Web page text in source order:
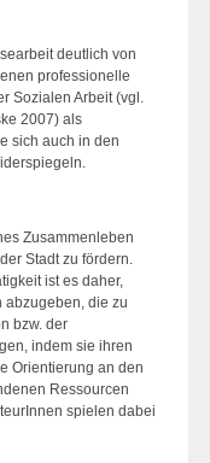
deutlich von
professionelle
Sozialen Arbeit (vgl.
2007) als
sich auch in den
Zusammenleben
Stadt zu fördern.
ist es daher,
abzugeben, die zu
bzw. der
indem sie ihren
Orientierung an den
Ressourcen
spielen dabei